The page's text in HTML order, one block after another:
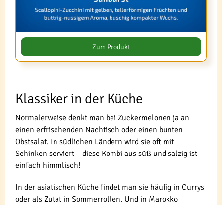
Zum Produkt
Klassiker in der Küche
Normalerweise denkt man bei Zuckermelonen ja an
einen erfrischenden Nachtisch oder einen bunten
Obstsalat. In südlichen Ländern wird sie oft mit
Schinken serviert – diese Kombi aus süß und salzig ist
einfach himmlisch!
In der asiatischen Küche findet man sie häufig in Currys
oder als Zutat in Sommerrollen. Und in Marokko